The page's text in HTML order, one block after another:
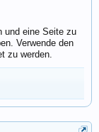
und eine Seite zu
Verwende den
zu werden.